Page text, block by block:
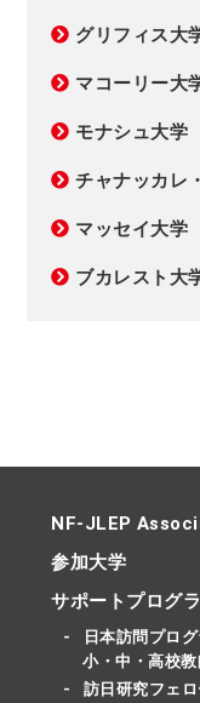
グリフィス大
マコーリー大
モナシュ大学
チャナッカレ
マッセイ大学
ブカレスト大
NF-JLEP
参加大学
サポートプログ
日本訪問プロ
小・中・高校教
訪日研究フェ